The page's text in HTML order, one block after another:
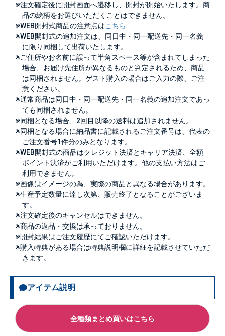
※注文確定後に開封画面へ遷移し、開封が開始いたします。商
品の絵柄をお選びいただくことはできません。
※WEB開封式商品の注意点はこちら
※WEB開封式の追加注文は、同日中・同一配送先・同一名義
に限り同梱して出荷いたします。
※ご住所やお名前に誤って半角スペース等が含まれてしまった
場合、お届け先住所が異なるものと判定されるため、商品
は同梱されません。ゲスト購入の場合はご入力の際、ご注
意ください。
※通常商品は同日中・同一配送先・同一名義の追加注文であっ
ても同梱されません。
※同梱となる場合、2回目以降の送料は追加されません。
※同梱となる場合に納品書に記載されるご注文番号は、代表の
ご注文番号1件分のみとなります。
※WEB開封式の商品はクレジット決済とキャリア決済、全額
ポイント決済がご利用いただけます。他の支払い方法はご
利用できません。
※画像はイメージの為、実際の商品と異なる場合があります。
※生産予定数量に達し次第、販売終了となることがございま
す。
※注文確定後のキャンセルはできません。
※商品の返品・交換は承っておりません。
※開封結果はご注文履歴にてご確認いただけます。
※購入特典がある場合は特典説明欄に詳細を記載させていただ
きます。
アイテム説明
全種類まとめ買いはこちら